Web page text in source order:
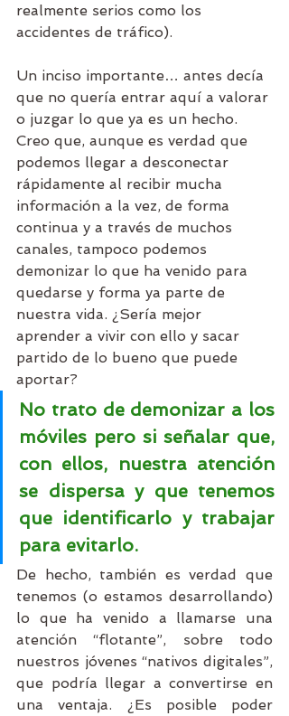
realmente serios como los
accidentes de tráfico).
Un inciso importante… antes decía
que no quería entrar aquí a valorar
o juzgar lo que ya es un hecho.
Creo que, aunque es verdad que
podemos llegar a desconectar
rápidamente al recibir mucha
información a la vez, de forma
continua y a través de muchos
canales, tampoco podemos
demonizar lo que ha venido para
quedarse y forma ya parte de
nuestra vida. ¿Sería mejor
aprender a vivir con ello y sacar
partido de lo bueno que puede
aportar?
No trato de demonizar a los
móviles pero si señalar que,
con ellos, nuestra atención
se dispersa y que tenemos
que identificarlo y trabajar
para evitarlo.
De hecho, también es verdad que
tenemos (o estamos desarrollando)
lo que ha venido a llamarse una
atención “flotante”, sobre todo
nuestros jóvenes “nativos digitales”,
que podría llegar a convertirse en
una ventaja. ¿Es posible poder